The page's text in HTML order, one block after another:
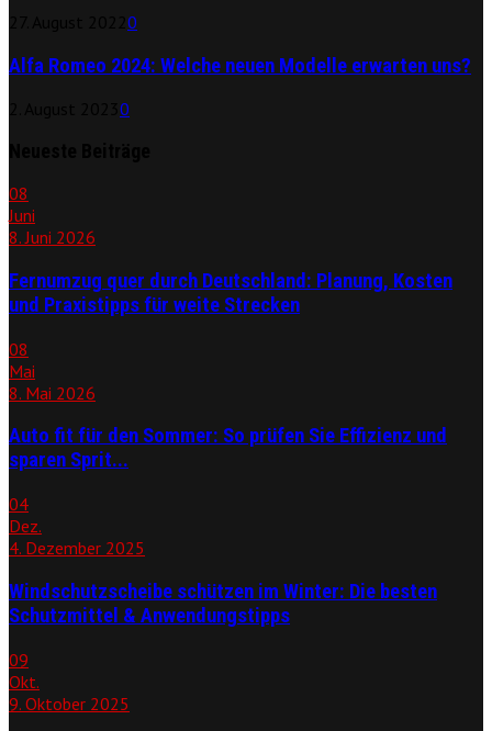
0
Alfa Romeo 2024: Welche neuen Modelle erwarten uns?
0
08
Juni
8. Juni 2026
Fernumzug quer durch Deutschland: Planung, Kosten
und Praxistipps für weite Strecken
08
Mai
8. Mai 2026
Auto fit für den Sommer: So prüfen Sie Effizienz und
sparen Sprit...
04
Dez.
4. Dezember 2025
Windschutzscheibe schützen im Winter: Die besten
Schutzmittel & Anwendungstipps
09
Okt.
9. Oktober 2025